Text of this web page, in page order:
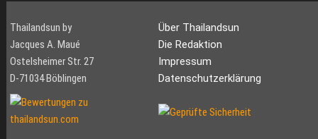
Thailandsun by
Jacques A. Maué
Ostelsheimer Str. 27
D-71034 Böblingen
Über Thailandsun
Die Redaktion
Impressum
Datenschutzerklärung